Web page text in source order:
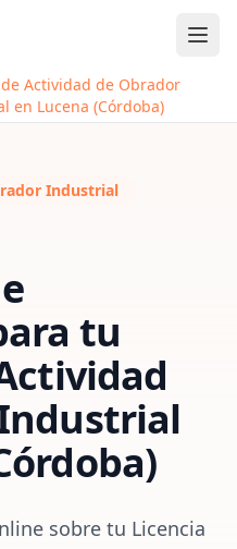
Actividad de Obrador
en Lucena (Córdoba)
Industrial
tu
sobre tu Licencia